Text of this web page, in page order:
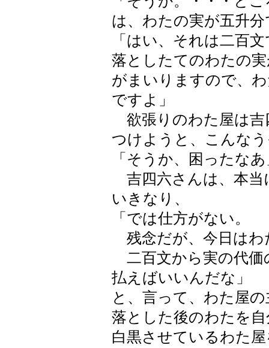
は、わたの実が五升
「はい、それは二百
落としたてのわたの
がまいりますので、
ですよ」
欲張りのわた屋は吉
つけようと、こんな
「そうか、困ったな
吉四六さんは、本当
いきなり、
「では仕方がない。
残念だが、今日はわ
二百文から実の代価
払えばいいんだな」
と、言って、わた屋
落とした後のわたを
白黒させているわた